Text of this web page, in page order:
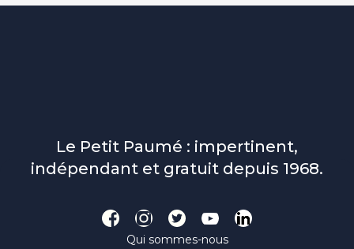
Le Petit Paumé : impertinent,
indépendant et gratuit depuis 1968.
Qui sommes-nous